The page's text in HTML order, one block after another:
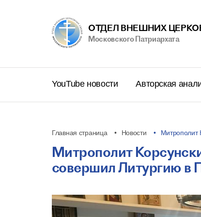
ОТДЕЛ ВНЕШНИХ
Московского Патриархата
YouTube новости Авторская
Главная страница Новости Митрополит
Митрополит
совершил Литургию в